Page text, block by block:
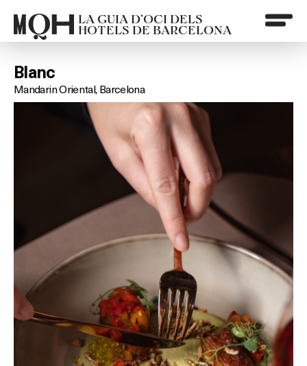
LA GUIA D’OCI DELS
HOTELS DE BARCELONA
Blanc
Mandarin Oriental, Barcelona